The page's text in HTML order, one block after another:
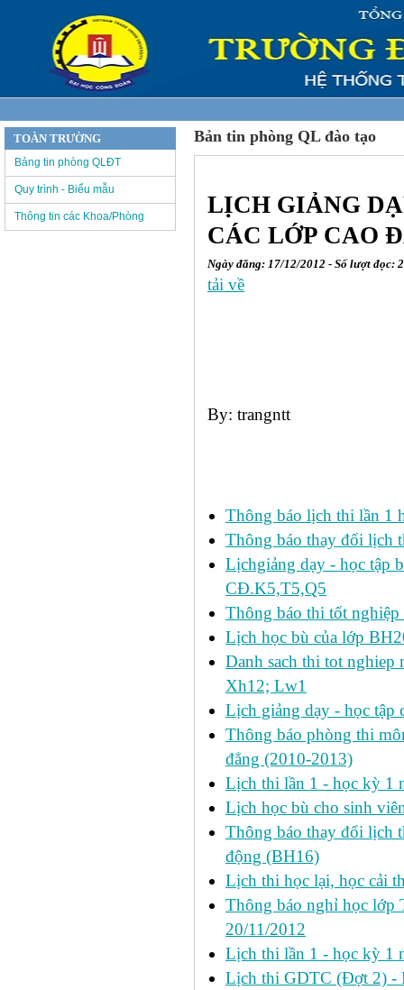
Bản tin phòng QL đào tạo
LỊCH GIẢNG
CÁC LỚP CAO
Ngày đăng: 17/12/2012 - Số lượt đọc:
tải về
By: trangntt
Thông báo lịch thi lần 1
Thông báo thay đổi lịch
Lịchgiảng dạy - học tập
CĐ.K5,T5,Q5
Thông báo thi tốt nghiệp
Lịch học bù của lớp
Danh sach thi tot
Xh12; Lw1
Lịch giảng dạy - học tập
Thông báo phòng thi
đẳng (2010-2013)
Lịch thi lần 1 - học kỳ 1
Lịch học bù cho sinh
Thông báo thay đổi lịch
động (BH16)
Lịch thi học lại, học cải
Thông báo nghỉ học lớp
20/11/2012
Lịch thi lần 1 - học kỳ 1
Lịch thi GDTC (Đợt 2) -
TOÀN TRƯỜNG
Bảng tin phòng QLĐT
Quy trình - Biểu mẫu
Thông tin các Khoa/Phòng